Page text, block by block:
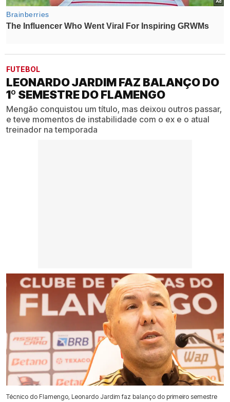
FUTEBOL
LEONARDO JARDIM FAZ BALANÇO DO
1º SEMESTRE DO FLAMENGO
Mengão conquistou um título, mas deixou outros passar,
e teve momentos de instabilidade com o ex e o atual
treinador na temporada
Técnico do Flamengo, Leonardo Jardim faz balanço do primeiro semestre